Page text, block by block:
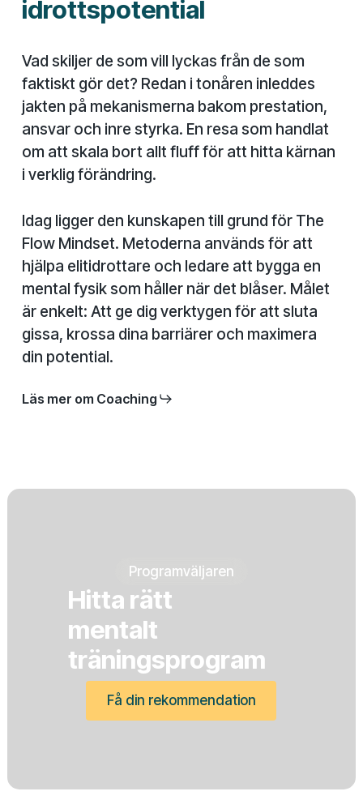
idrottspotential
Vad skiljer de som vill lyckas från de som
faktiskt gör det? Redan i tonåren inleddes
jakten på mekanismerna bakom prestation,
ansvar och inre styrka. En resa som handlat
om att skala bort allt fluff för att hitta kärnan
i verklig förändring.
Idag ligger den kunskapen till grund för The
Flow Mindset. Metoderna används för att
hjälpa elitidrottare och ledare att bygga en
mental fysik som håller när det blåser. Målet
är enkelt: Att ge dig verktygen för att sluta
gissa, krossa dina barriärer och maximera
din potential.
Läs mer om Coaching
Programväljaren
Hitta rätt
mentalt
träningsprogram
Få din rekommendation